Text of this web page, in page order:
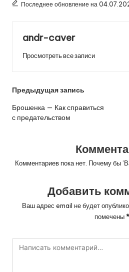
Последнее обновление на
andr-caver
Просмотреть все записи
Навигация
по
записям
Предыдущая запись
Брошенка — Как справиться
с предательством
Комментариев пока нет. Почему бы
Добавить
Ваш адрес email не будет
помечены*